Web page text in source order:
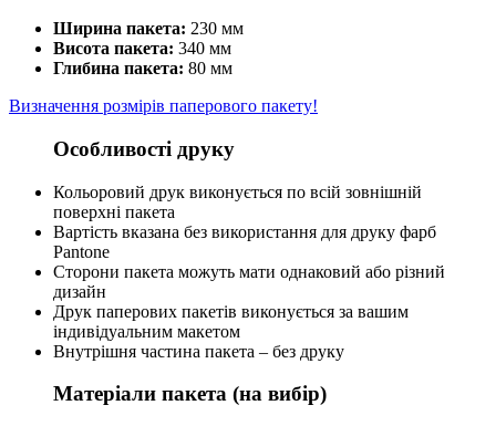
Ширина пакета: 230 мм
Висота пакета: 340 мм
Глибина пакета: 80 мм
Визначення розмірів паперового пакету!
Особливості друку
Кольоровий друк виконується по всій зовнішній
поверхні пакета
Вартість вказана без використання для друку фарб
Pantone
Сторони пакета можуть мати однаковий або різний
дизайн
Друк паперових пакетів виконується за вашим
індивідуальним макетом
Внутрішня частина пакета – без друку
Матеріали пакета (на вибір)